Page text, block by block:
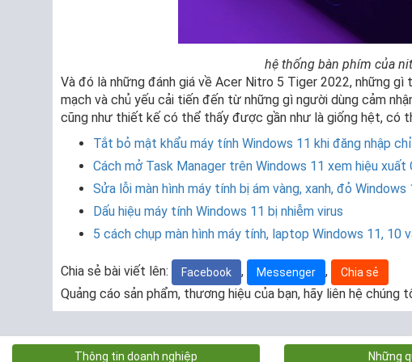
hệ thống bàn phím của
Và đó là những đánh giá về Acer Nitro 5 Tiger 2022, những
mạch và chủ yếu cải tiến đến từ những gì người dùng cảm
cũng như thiết kế có thể thấy được gần như là giống hệt, có
Tắt bỏ mật khẩu máy tính Windows 11 khi đăng nhập
Cách mở Task Manager trên Windows 11 xem hiệu xuất
Sửa lỗi màn hình máy tính bị ám vàng, xanh, đỏ Windows
Dấu hiệu máy tính Windows 11 bị nhiễm virus
5 cách chụp màn hình máy tính, laptop Windows 11, 10
Chia sẻ bài viết lên: Facebook , Messenger , Chia sẻ
Quảng cáo sản phẩm, thương hiệu của bạn, hãy liên hệ chúng
Thông tin doanh nghiệp Những